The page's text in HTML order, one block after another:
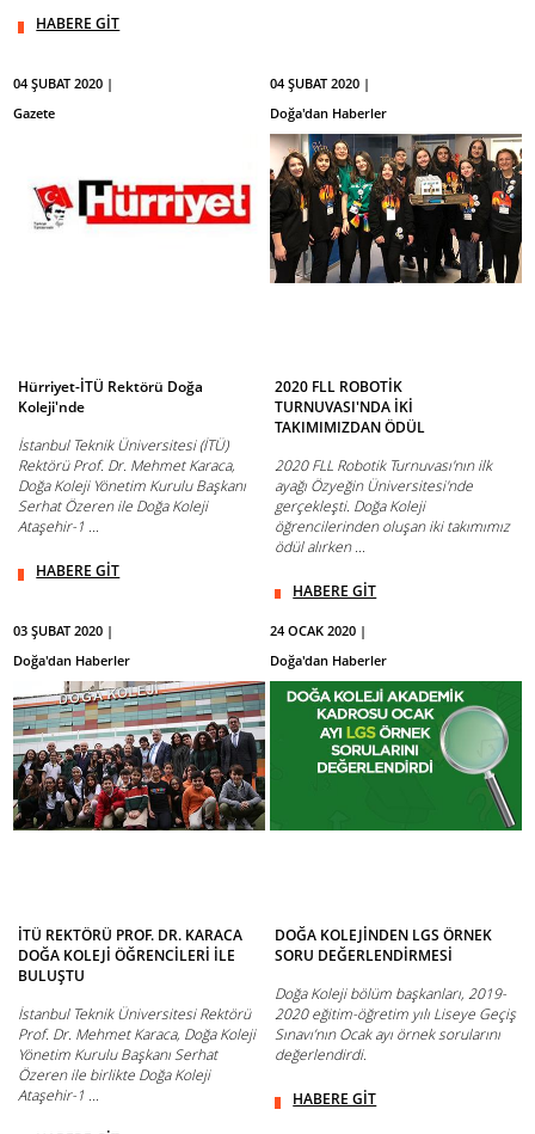
HABERE GİT
04 ŞUBAT 2020 |
Gazete
Hürriyet-İTÜ Rektörü Doğa
Koleji'nde
İstanbul Teknik Üniversitesi (İTÜ)
Rektörü Prof. Dr. Mehmet Karaca,
Doğa Koleji Yönetim Kurulu Başkanı
Serhat Özeren ile Doğa Koleji
Ataşehir-1 ...
HABERE GİT
04 ŞUBAT 2020 |
Doğa'dan Haberler
2020 FLL ROBOTİK
TURNUVASI'NDA İKİ
TAKIMIMIZDAN ÖDÜL
2020 FLL Robotik Turnuvası'nın ilk
ayağı Özyeğin Üniversitesi'nde
gerçekleşti. Doğa Koleji
öğrencilerinden oluşan iki takımımız
ödül alırken ...
HABERE GİT
03 ŞUBAT 2020 |
Doğa'dan Haberler
İTÜ REKTÖRÜ PROF. DR. KARACA
DOĞA KOLEJİ ÖĞRENCİLERİ İLE
BULUŞTU
İstanbul Teknik Üniversitesi Rektörü
Prof. Dr. Mehmet Karaca, Doğa Koleji
Yönetim Kurulu Başkanı Serhat
Özeren ile birlikte Doğa Koleji
Ataşehir-1 ...
24 OCAK 2020 |
Doğa'dan Haberler
DOĞA KOLEJİNDEN LGS ÖRNEK
SORU DEĞERLENDİRMESİ
Doğa Koleji bölüm başkanları, 2019-
2020 eğitim-öğretim yılı Liseye Geçiş
Sınavı’nın Ocak ayı örnek sorularını
değerlendirdi.
HABERE GİT